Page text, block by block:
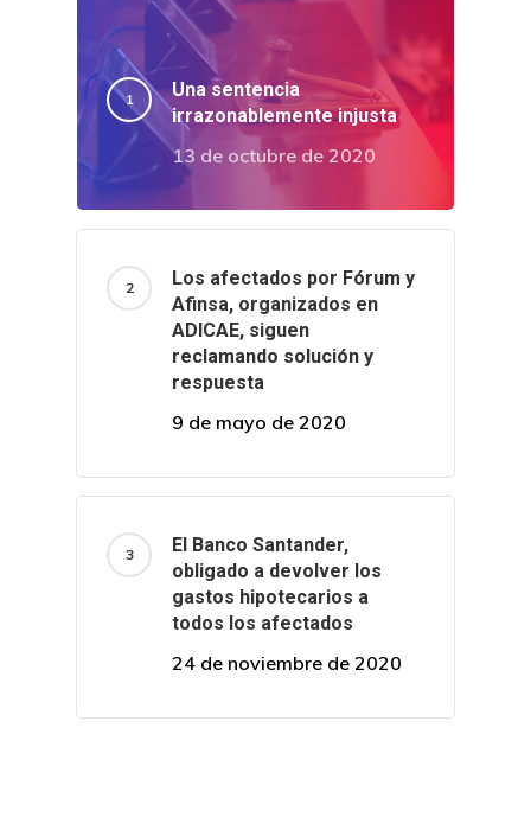
Una sentencia
irrazonablemente injusta
13 de octubre de 2020
Los afectados por Fórum y
Afinsa, organizados en
ADICAE, siguen
reclamando solución y
respuesta
9 de mayo de 2020
El Banco Santander,
obligado a devolver los
gastos hipotecarios a
todos los afectados
24 de noviembre de 2020